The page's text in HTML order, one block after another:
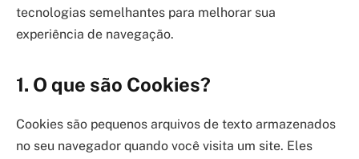
tecnologias semelhantes para melhorar sua
experiência de navegação.
1. O que são Cookies?
Cookies são pequenos arquivos de texto armazenados
no seu navegador quando você visita um site. Eles